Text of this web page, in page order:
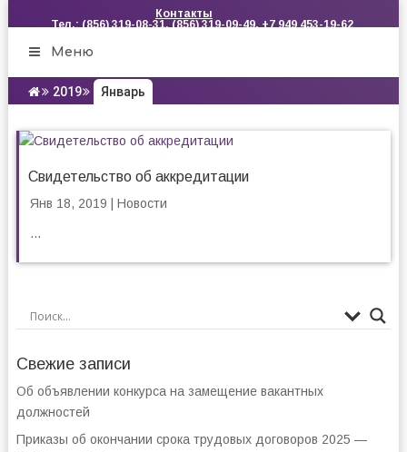
Контакты
Тел.: (856) 319-08-31, (856) 319-09-49, +7 949 453-19-62
Меню
2019 Январь
Свидетельство об аккредитации
Янв 18, 2019 Новости
...
Свежие записи
Об объявлении конкурса на замещение вакантных
должностей
Приказы об окончании срока трудовых договоров 2025 —